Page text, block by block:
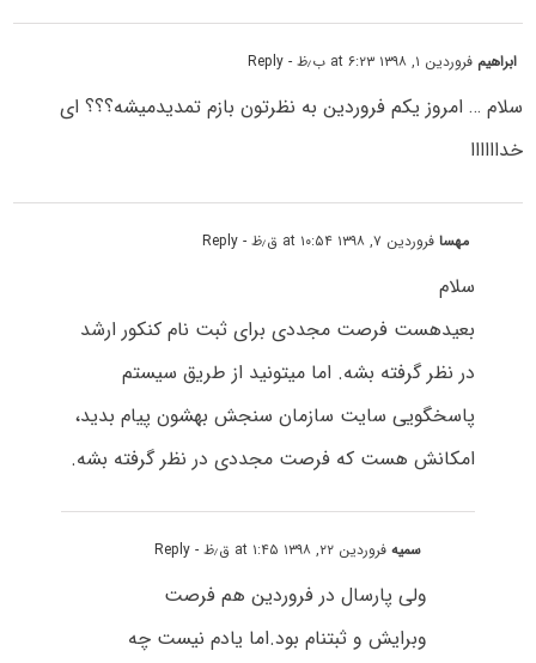
ابراهیم فروردین ۱, ۱۳۹۸ at ۶:۲۳ ب٫ظ - Reply
سلام … امروز یکم فروردین به نظرتون بازم تمدیدمیشه؟؟؟ ای
خداااااا
مهسافروردین ۷, ۱۳۹۸ at ۱۰:۵۴ ق٫ظ - Reply
سلام
بعیدهست فرصت مجددی برای ثبت نام کنکور ارشد
در نظر گرفته بشه. اما میتونید از طریق سیستم
پاسخگویی سایت سازمان سنجش بهشون پیام بدید،
امکانش هست که فرصت مجددی در نظر گرفته بشه.
سمیهفروردین ۲۲, ۱۳۹۸ at ۱:۴۵ ق٫ظ - Reply
ولی پارسال در فروردین هم فرصت
وبرایش و ثبتنام بود.اما یادم نیست چه